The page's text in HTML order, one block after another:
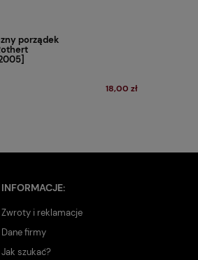
porządek
18,00 zł
INFORMACJE:
Zwroty i reklamacje
Dane firmy
Jak szukać?